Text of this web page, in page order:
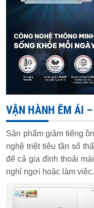
VẬN HÀNH ÊM ÁI
Sản phẩm giảm tiếng
nghệ triệt tiêu tần số
để cả gia đình thoải
nghỉ ngơi hoặc làm việc.